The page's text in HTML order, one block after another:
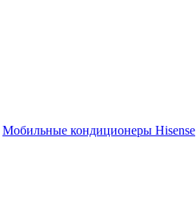
Мобильные кондиционеры Hisense